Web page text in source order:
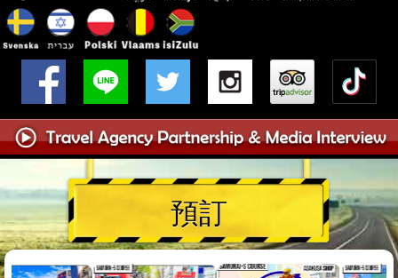
預訂